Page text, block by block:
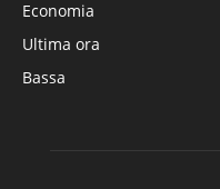
Economia
Ultima ora
Bassa